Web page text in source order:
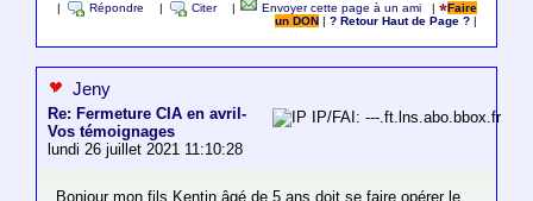
Répondre Citer Envoyer cette page à un ami |
Faire
un DON
|? Retour Haut de Page ?
Jeny
Re: Fermeture CIA en avril-
Vos témoignages
lundi 26 juillet 2021 11:10:28
IP/FAI: ---.ft.lns.abo.bbox.fr
Bonjour mon fils Kentin âgé de 5 ans doit se faire opérer le